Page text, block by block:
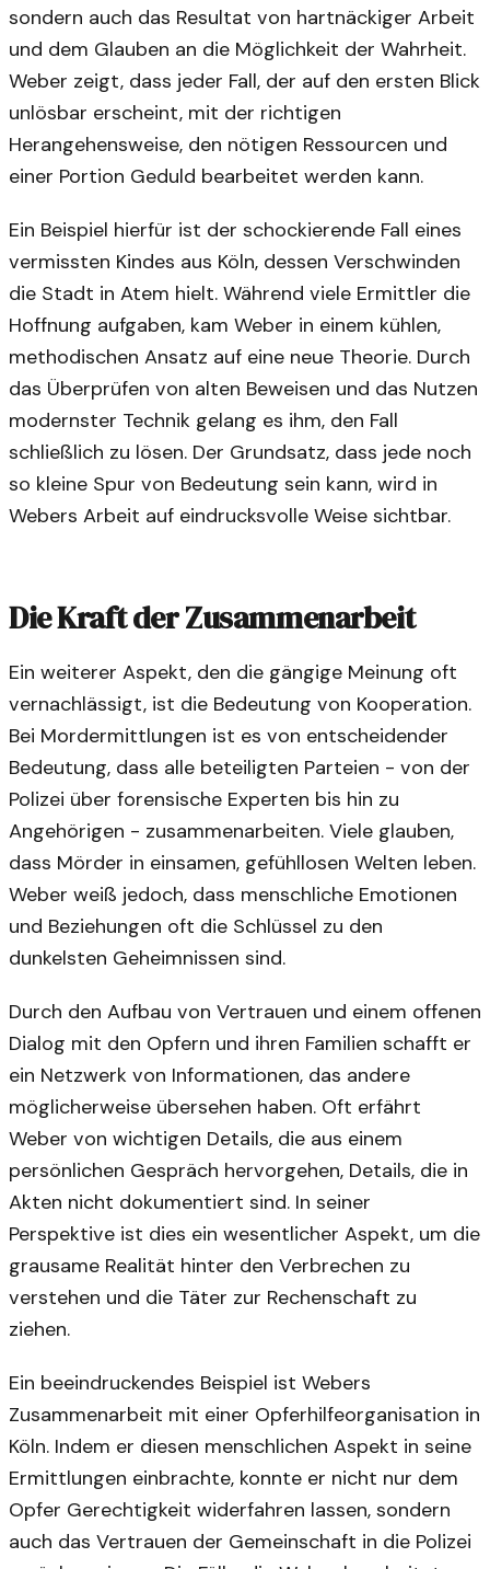
sondern auch das Resultat von hartnäckiger Arbeit
und dem Glauben an die Möglichkeit der Wahrheit.
Weber zeigt, dass jeder Fall, der auf den ersten Blick
unlösbar erscheint, mit der richtigen
Herangehensweise, den nötigen Ressourcen und
einer Portion Geduld bearbeitet werden kann.
Ein Beispiel hierfür ist der schockierende Fall eines
vermissten Kindes aus Köln, dessen Verschwinden
die Stadt in Atem hielt. Während viele Ermittler die
Hoffnung aufgaben, kam Weber in einem kühlen,
methodischen Ansatz auf eine neue Theorie. Durch
das Überprüfen von alten Beweisen und das Nutzen
modernster Technik gelang es ihm, den Fall
schließlich zu lösen. Der Grundsatz, dass jede noch
so kleine Spur von Bedeutung sein kann, wird in
Webers Arbeit auf eindrucksvolle Weise sichtbar.
Die Kraft der Zusammenarbeit
Ein weiterer Aspekt, den die gängige Meinung oft
vernachlässigt, ist die Bedeutung von Kooperation.
Bei Mordermittlungen ist es von entscheidender
Bedeutung, dass alle beteiligten Parteien - von der
Polizei über forensische Experten bis hin zu
Angehörigen - zusammenarbeiten. Viele glauben,
dass Mörder in einsamen, gefühllosen Welten leben.
Weber weiß jedoch, dass menschliche Emotionen
und Beziehungen oft die Schlüssel zu den
dunkelsten Geheimnissen sind.
Durch den Aufbau von Vertrauen und einem offenen
Dialog mit den Opfern und ihren Familien schafft er
ein Netzwerk von Informationen, das andere
möglicherweise übersehen haben. Oft erfährt
Weber von wichtigen Details, die aus einem
persönlichen Gespräch hervorgehen, Details, die in
Akten nicht dokumentiert sind. In seiner
Perspektive ist dies ein wesentlicher Aspekt, um die
grausame Realität hinter den Verbrechen zu
verstehen und die Täter zur Rechenschaft zu
ziehen.
Ein beeindruckendes Beispiel ist Webers
Zusammenarbeit mit einer Opferhilfeorganisation in
Köln. Indem er diesen menschlichen Aspekt in seine
Ermittlungen einbrachte, konnte er nicht nur dem
Opfer Gerechtigkeit widerfahren lassen, sondern
auch das Vertrauen der Gemeinschaft in die Polizei